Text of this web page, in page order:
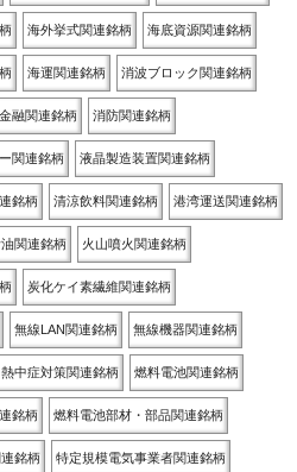
海外挙式関連銘柄 海底資源関連銘柄
海運関連銘柄 消波ブロック関連銘柄
融関連銘柄 消防関連銘柄
関連銘柄 液晶製造装置関連銘柄
銘柄 清涼飲料関連銘柄 港湾運送関連銘柄
関連銘柄 火山噴火関連銘柄
炭化ケイ素繊維関連銘柄
無線LAN関連銘柄 無線機器関連銘柄
熱中症対策関連銘柄 燃料電池関連銘柄
銘柄 燃料電池部材・部品関連銘柄
銘柄 特定規模電気事業者関連銘柄